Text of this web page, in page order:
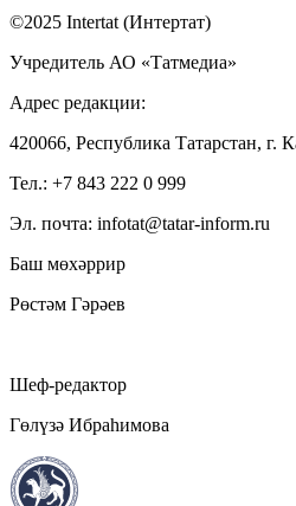
©2025 Intertat (Интертат)
Учредитель АО «Татмедиа»
Адрес редакции:
420066, Республика Татарстан, г.
Тел.: +7 843 222 0 999
Эл. почта: infotat@tatar-inform.ru
Баш мөхәррир
Рөстәм Гәрәев
Шеф-редактор
Гөлүзә Ибраһимова